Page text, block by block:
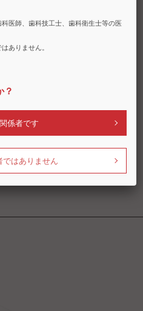
ントを搭載しているため、自
で調整する手間が省け、スキ
す。
短時間でスキャンが完了し、
医師、歯科技工士、歯科衛生士等の医
ありません。
？
係者です
ではありません